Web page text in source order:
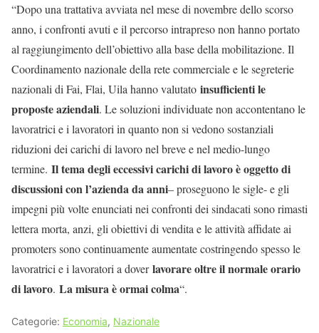
“Dopo una trattativa avviata nel mese di novembre dello scorso
anno, i confronti avuti e il percorso intrapreso non hanno portato
al raggiungimento dell’obiettivo alla base della mobilitazione. Il
Coordinamento nazionale della rete commerciale e le segreterie
nazionali di Fai, Flai, Uila hanno valutato insufficienti le
proposte aziendali. Le soluzioni individuate non accontentano le
lavoratrici e i lavoratori in quanto non si vedono sostanziali
riduzioni dei carichi di lavoro nel breve e nel medio-lungo
termine. Il tema degli eccessivi carichi di lavoro è oggetto di
discussioni con l’azienda da anni– proseguono le sigle- e gli
impegni più volte enunciati nei confronti dei sindacati sono rimasti
lettera morta, anzi, gli obiettivi di vendita e le attività affidate ai
promoters sono continuamente aumentate costringendo spesso le
lavoratrici e i lavoratori a doverlavorare oltre il normale orario
di lavoro. La misura è ormai colma“.
Categorie: Economia, Nazionale